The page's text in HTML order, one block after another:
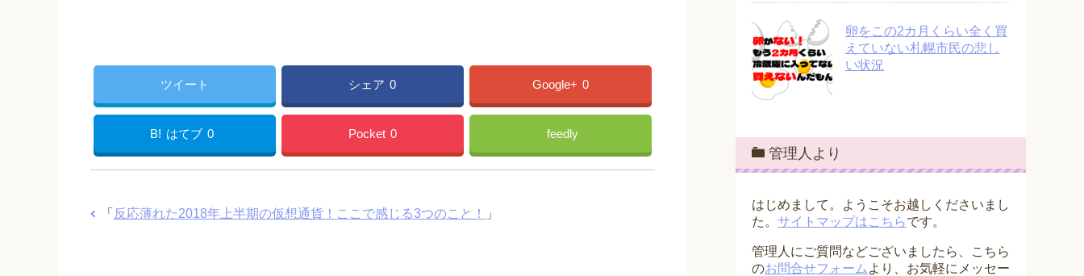
ツイート シェア 0 Google+ 0
B! はてブ 0 Pocket 0 feedly
「 反応薄れた2018年上半期の仮想通貨！ここで感じる3つのこと！ 」
卵をこの2カ月くらい全く買
えていない札幌市民の悲し
い状況
管理人より
はじめまして。ようこそお越しくださいまし
た。 サイトマップはこちらです。
管理人にご質問などございましたら、こちら
のお問合せフォーム より、お気軽にメッセー